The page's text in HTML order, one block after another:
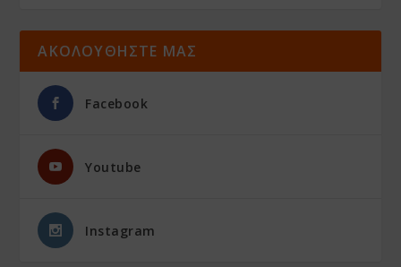
ΑΚΟΛΟΥΘΗΣΤΕ ΜΑΣ
Facebook
Youtube
Instagram